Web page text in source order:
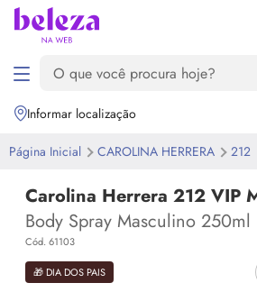
Informar localização
Página Inicial CAROLINA HERRERA 212
Carolina Herrera 212 VIP
Body Spray Masculino 250ml
Cód. 61103
🎁 DIA DOS PAIS